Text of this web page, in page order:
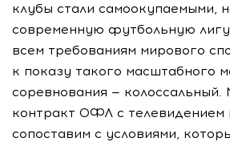
клубы стали самоокупаемыми,
современную футбольную
всем требованиям мирового
к показу такого масштабного
соревнования —
контракт ОФЛ с телевидением
сопоставим с условиями,